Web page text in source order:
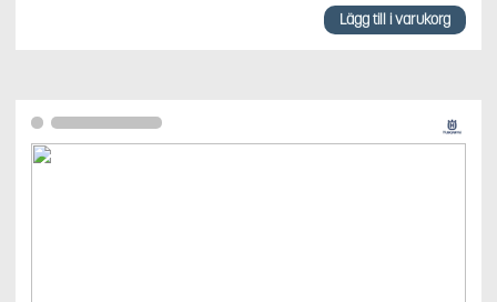
Lägg till i varukorg